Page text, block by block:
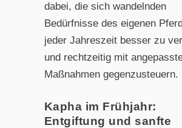
dabei, die sich wandelnden
Bedürfnisse des eigenen
jeder Jahreszeit besser zu
und rechtzeitig mit
Maßnahmen gegenzusteuern.
Kapha im Frühjahr:
Entgiftung und sanfte